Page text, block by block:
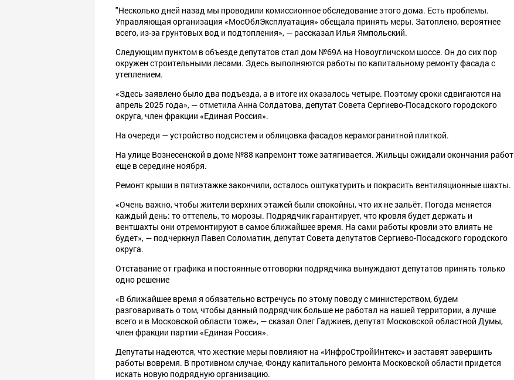
⁣"Несколько дней назад мы проводили комиссионное обследование этого дома. Есть проблемы.
Управляющая организация «МосОблЭксплуатация» обещала принять меры. Затоплено, вероятнее
всего, из-за грунтовых вод и подтопления», — рассказал Илья Ямпольский.
⁣Следующим пунктом в объезде депутатов стал дом №69А на Новоугличском шоссе. Он до сих пор
окружен строительными лесами. Здесь выполняются работы по капитальному ремонту фасада с
утеплением.
⁣«Здесь заявлено было два подъезда, а в итоге их оказалось четыре. Поэтому сроки сдвигаются на
апрель 2025 года», — отметила Анна Солдатова, депутат Совета Сергиево-Посадского городского
округа, член фракции «Единая Россия».
На очереди — устройство подсистем и облицовка фасадов керамогранитной плиткой.
На улице Вознесенской в доме №88 капремонт тоже затягивается. Жильцы ожидали окончания работ
еще в середине ноября.
Ремонт крыши в пятиэтажке закончили, осталось оштукатурить и покрасить вентиляционные шахты.
«Очень важно, чтобы жители верхних этажей были спокойны, что их не зальёт. Погода меняется
каждый день: то оттепель, то морозы. Подрядчик гарантирует, что кровля будет держать и
вентшахты они отремонтируют в самое ближайшее время. На сами работы кровли это влиять не
будет», — подчеркнул Павел Соломатин, депутат Совета депутатов Сергиево-Посадского городского
округа.
⁣Отставание от графика и постоянные отговорки подрядчика вынуждают депутатов принять только
одно решение
⁣«В ближайшее время я обязательно встречусь по этому поводу с министерством, будем
разговаривать о том, чтобы данный подрядчик больше не работал на нашей территории, а лучше
всего и в Московской области тоже», — сказал Олег Гаджиев, депутат Московской областной Думы,
член фракции партии «Единая Россия».
⁣Депутаты надеются, что жесткие меры повлияют на «ИнфроСтройИнтекс» и заставят завершить
работы вовремя. В противном случае, Фонду капитального ремонта Московской области придется
искать новую подрядную организацию.